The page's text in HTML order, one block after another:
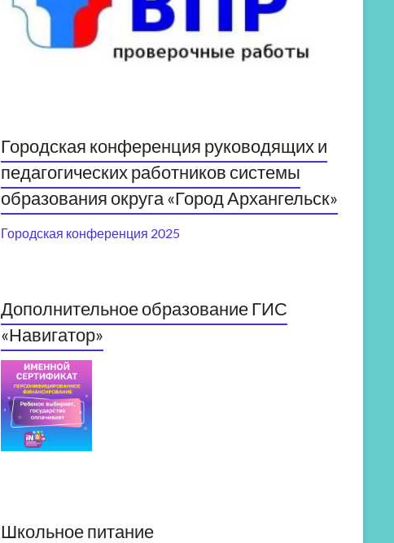
Городская конференция руководящих и
педагогических работников системы
образования округа «Город Архангельск»
Городская конференция 2025
Дополнительное образование ГИС
«Навигатор»
Школьное питание